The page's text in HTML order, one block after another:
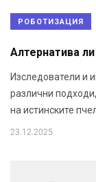
РОБОТИЗАЦИЯ
Алтернатива
Изследователи и
различни
на истинските
23.12.2025